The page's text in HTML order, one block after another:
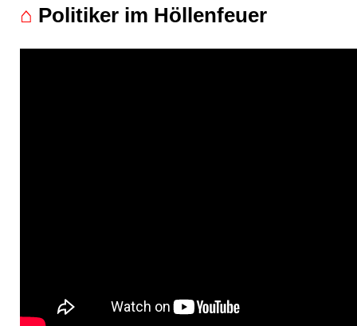
⌂ Politiker im Höllenfeuer